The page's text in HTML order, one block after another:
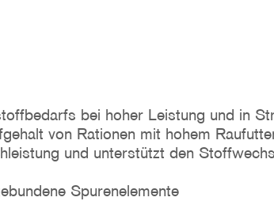
bei hoher Leistung und in
von Rationen mit hohem
und unterstützt den
Spurenelemente